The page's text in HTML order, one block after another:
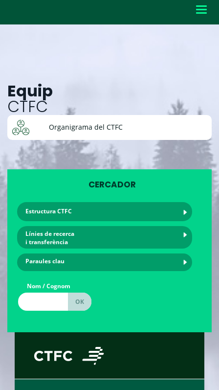
Equip
CTFC
Organigrama del CTFC
CERCADOR
Estructura CTFC
Línies de recerca
i transferència
Paraules clau
Nom / Cognom